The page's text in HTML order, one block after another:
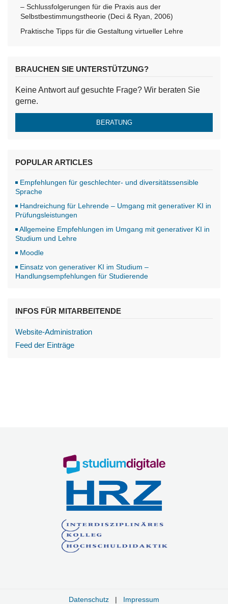
– Schlussfolgerungen für die Praxis aus der
Selbstbestimmungstheorie (Deci & Ryan, 2006)
Praktische Tipps für die Gestaltung virtueller Lehre
BRAUCHEN SIE UNTERSTÜTZUNG?
Keine Antwort auf gesuchte Frage? Wir beraten Sie
gerne.
BERATUNG
POPULAR ARTICLES
Empfehlungen für geschlechter- und diversitätssensible
Sprache
Handreichung für Lehrende – Umgang mit generativer KI in
Prüfungsleistungen
Allgemeine Empfehlungen im Umgang mit generativer KI in
Studium und Lehre
Moodle
Einsatz von generativer KI im Studium –
Handlungsempfehlungen für Studierende
INFOS FÜR MITARBEITENDE
Website-Administration
Feed der Einträge
Datenschutz | Impressum